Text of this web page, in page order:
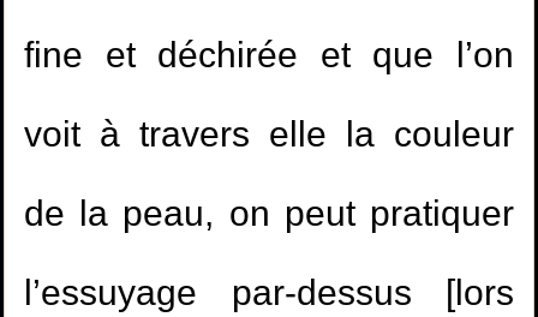
fine et déchirée et que l’on
voit à travers elle la couleur
de la peau, on peut pratiquer
l’essuyage par-dessus [lors
même statut que celle qui meurt brulée?
on porte des habits impudiques
5.Tricher lors des examens…
1.Le liquide pré-séminal (madhî) est-il impur ?
( Vues87621 )
2.Le madhy (liquide pré-